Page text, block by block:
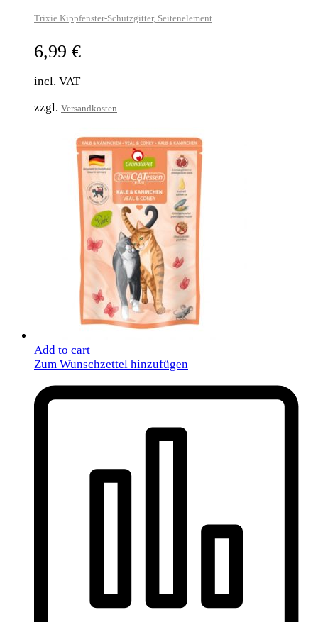
Trixie Kippfenster-Schutzgitter, Seitenelement
6,99 €
incl. VAT
zzgl. Versandkosten
Add to cart
Zum Wunschzettel hinzufügen